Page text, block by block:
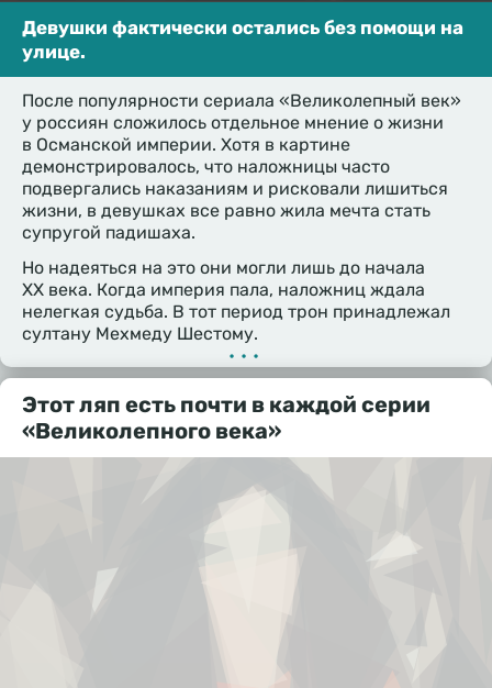
Девушки фактически остались без помощи на
улице.
После популярности сериала «Великолепный век»
у россиян сложилось отдельное мнение о жизни
в Османской империи. Хотя в картине
демонстрировалось, что наложницы часто
подвергались наказаниям и рисковали лишиться
жизни, в девушках все равно жила мечта стать
супругой падишаха.
Но надеяться на это они могли лишь до начала
XX века. Когда империя пала, наложниц ждала
нелегкая судьба. В тот период трон принадлежал
султану Мехмеду Шестому.
•••
Этот ляп есть почти в каждой серии
«Великолепного века»